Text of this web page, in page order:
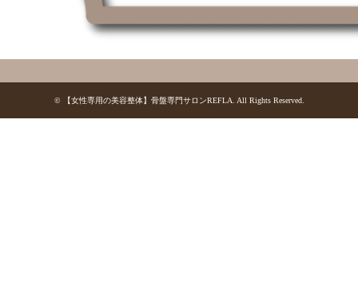
© 【女性専用の美容整体】骨盤専門サロンREFLA. All Rights Reserved.